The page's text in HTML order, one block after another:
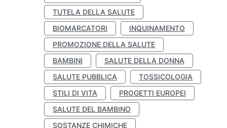
TUTELA DELLA SALUTE
BIOMARCATORI
INQUINAMENTO
PROMOZIONE DELLA SALUTE
BAMBINI
SALUTE DELLA DONNA
SALUTE PUBBLICA
TOSSICOLOGIA
STILI DI VITA
PROGETTI EUROPEI
SALUTE DEL BAMBINO
SOSTANZE CHIMICHE